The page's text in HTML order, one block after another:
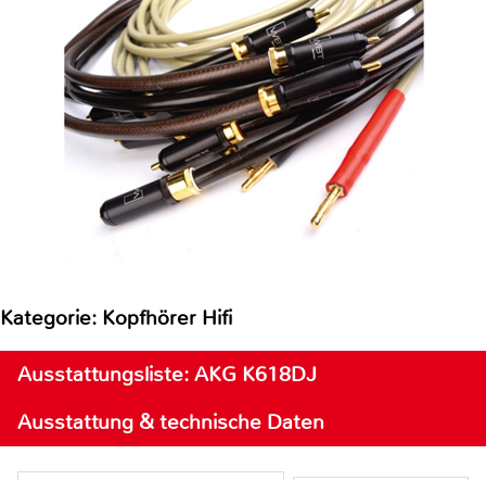
Kategorie: Kopfhörer Hifi
Ausstattungsliste: AKG K618DJ
Ausstattung & technische Daten